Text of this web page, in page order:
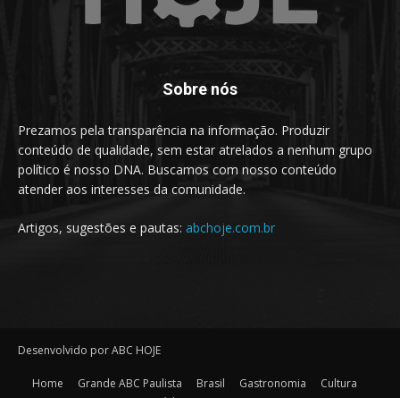
Sobre nós
Prezamos pela transparência na informação. Produzir
conteúdo de qualidade, sem estar atrelados a nenhum grupo
político é nosso DNA. Buscamos com nosso conteúdo
atender aos interesses da comunidade.
Artigos, sugestões e pautas: abchoje.com.br
Desenvolvido por ABC HOJE
Home Grande ABC Paulista Brasil Gastronomia
Cultura